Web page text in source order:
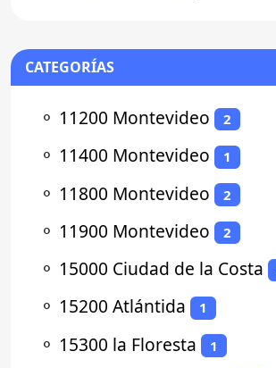
CATEGORÍAS
⚬ 11200 Montevideo 2
⚬ 11400 Montevideo 1
⚬ 11800 Montevideo 2
⚬ 11900 Montevideo 2
⚬ 15000 Ciudad de la Costa
⚬ 15200 Atlántida 1
⚬ 15300 la Floresta 1